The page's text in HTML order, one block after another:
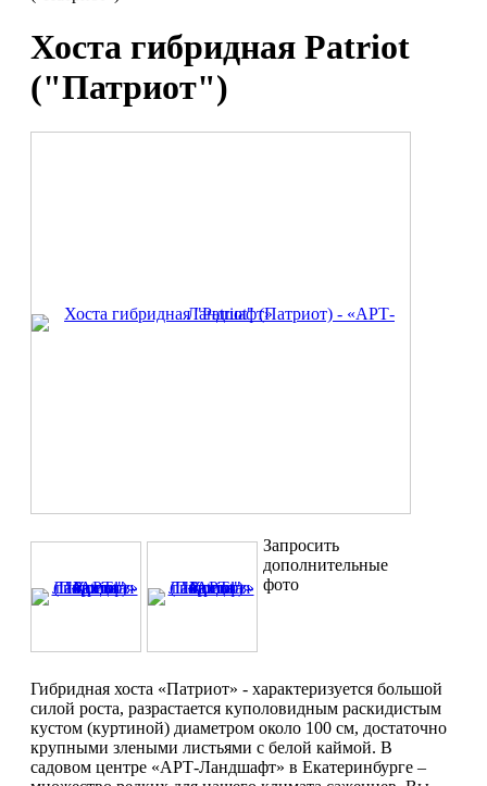
Хоста гибридная Patriot
("Патриот")
Запросить
дополнительные
фото
Гибридная хоста «Патриот» - характеризуется большой
силой роста, разрастается куполовидным раскидистым
кустом (куртиной) диаметром около 100 см, достаточно
крупными злеными листьями с белой каймой. В
садовом центре «АРТ-Ландшафт» в Екатеринбурге –